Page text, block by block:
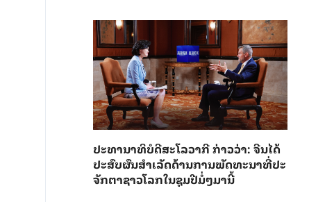
ປະ​ທາ​ນາ​ທິ​ບໍ​ດີ​ສະ​ໂລ​ວາ​ກີ ກ່າວ​ວ່າ: ຈີນ​ໄດ້​
ປະ​ສົບ​ຜົ​ນ​ສຳ​ເລັດ​ດ້ານ​ການ​ພັດ​ທະ​ນາ​ທີ່​ປະ​
ຈັກ​ຕາ​ຊາວ​ໂລກ​ໃນ​ຊຸມ​ປີ​ມໍ່ໆ​ມາ​ນີ້